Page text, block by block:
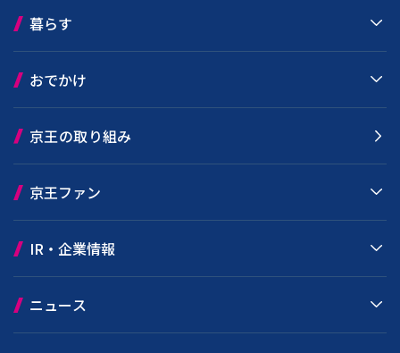
暮らす
おでかけ
京王の取り組み
京王ファン
IR・企業情報
ニュース